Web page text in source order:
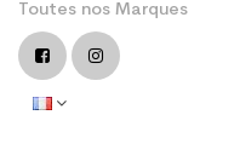
Toutes nos Marques